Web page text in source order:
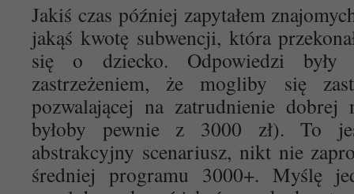
Jakiś czas później zapytałem
jakąś kwotę subwencji, która
się o dziecko. Odpowiedzi były
zastrzeżeniem, że mogliby się
pozwalającej na zatrudnienie
byłoby pewnie z 3000 zł). To
abstrakcyjny scenariusz, nikt nie
średniej programu 3000+. Myślę